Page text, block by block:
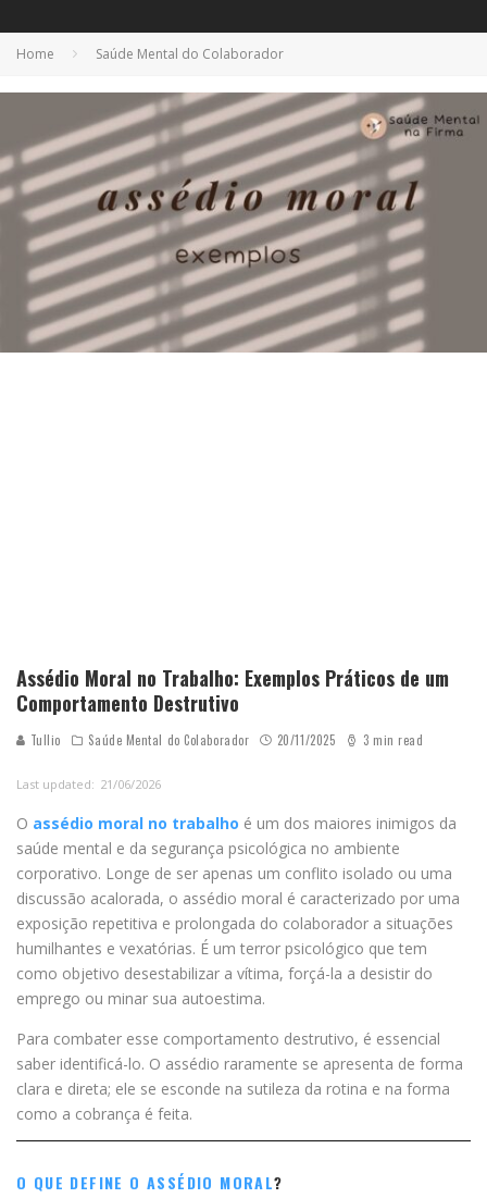
Home Saúde Mental do Colaborador
Assédio Moral no Trabalho: Exemplos Práticos de um
Comportamento Destrutivo
Tullio Saúde Mental do Colaborador 20/11/2025 3 min read
Last updated: 21/06/2026
O assédio moral no trabalho é um dos maiores inimigos da
saúde mental e da segurança psicológica no ambiente
corporativo. Longe de ser apenas um conflito isolado ou uma
discussão acalorada, o assédio moral é caracterizado por uma
exposição repetitiva e prolongada do colaborador a situações
humilhantes e vexatórias. É um terror psicológico que tem
como objetivo desestabilizar a vítima, forçá-la a desistir do
emprego ou minar sua autoestima.
Para combater esse comportamento destrutivo, é essencial
saber identificá-lo. O assédio raramente se apresenta de forma
clara e direta; ele se esconde na sutileza da rotina e na forma
como a cobrança é feita.
O QUE DEFINE O ASSÉDIO MORAL?